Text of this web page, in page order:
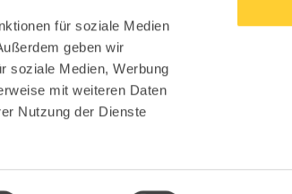
für soziale Medien
geben wir
soziale Medien, Werbung
mit weiteren Daten
Nutzung der Dienste